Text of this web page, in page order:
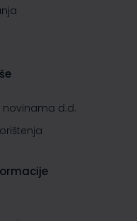
novinama d.d.